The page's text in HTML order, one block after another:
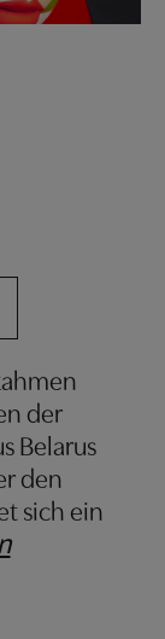
der
Belarus
den
sich ein